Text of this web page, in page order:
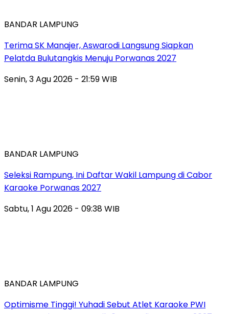
BANDAR LAMPUNG
Terima SK Manajer, Aswarodi Langsung Siapkan
Pelatda Bulutangkis Menuju Porwanas 2027
Senin, 3 Agu 2026 - 21:59 WIB
BANDAR LAMPUNG
Seleksi Rampung, Ini Daftar Wakil Lampung di Cabor
Karaoke Porwanas 2027
Sabtu, 1 Agu 2026 - 09:38 WIB
BANDAR LAMPUNG
Optimisme Tinggi! Yuhadi Sebut Atlet Karaoke PWI